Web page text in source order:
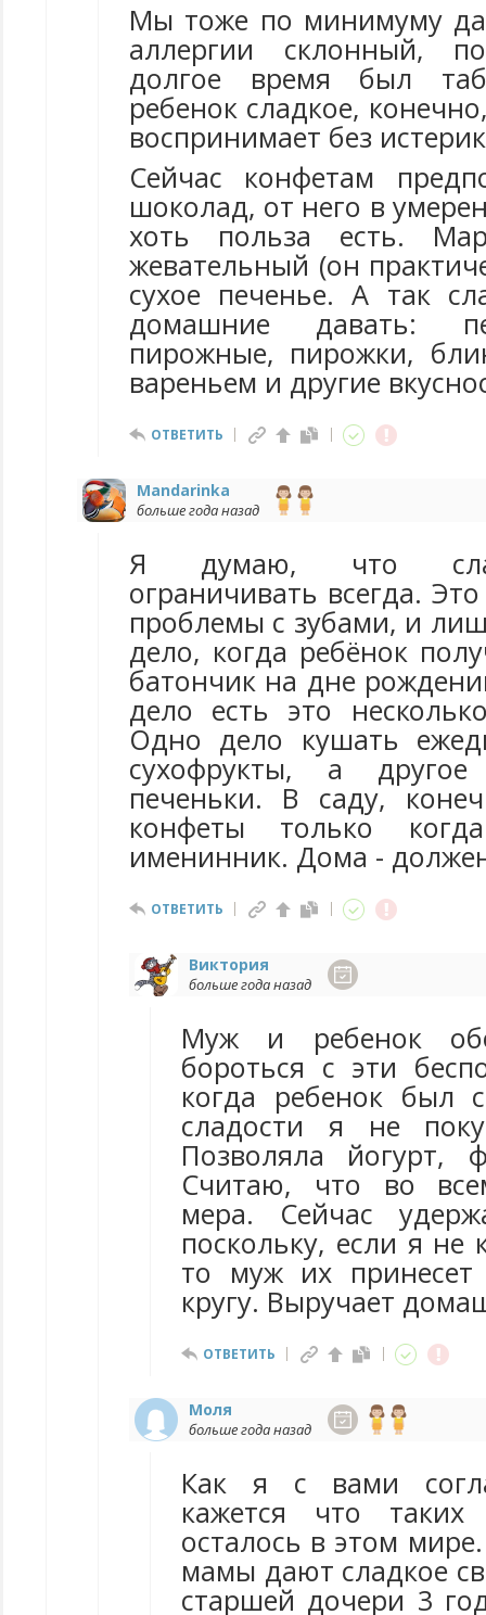
Мы тоже по минимуму
аллергии склонный,
долгое время был
ребенок сладкое,
воспринимает без
Сейчас конфетам
шоколад, от него в
хоть польза есть.
жевательный (он
сухое печенье. А так
домашние давать:
пирожные, пирожки,
вареньем и другие
ОТВЕТИТЬ
Mandarinka
больше года назад
Я думаю, что
ограничивать всегда.
проблемы с зубами, и
дело, когда ребёнок
батончик на дне
дело есть это
Одно дело кушать
сухофрукты, а
печеньки. В саду,
конфеты только
именинник. Дома -
ОТВЕТИТЬ
Виктория
больше года назад
Муж и ребенок
бороться с эти
когда ребенок был
сладости я не
Позволяла йогурт,
Считаю, что во
мера. Сейчас
поскольку, если я не
то муж их
кругу. Выручает
ОТВЕТИТЬ
Моля
больше года назад
Как я с вами
кажется что
осталось в этом
мамы дают сладкое
старшей дочери 3